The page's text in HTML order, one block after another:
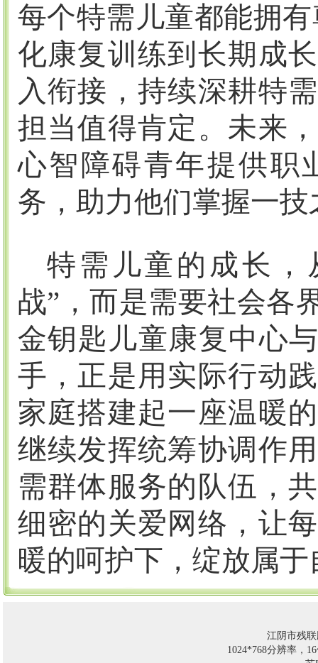
每个特需儿童都能拥
化康复训练到长期成
入衔接，持续深耕特
担当值得肯定。未来
心智障碍青年提供职
务，助力他们掌握一
特需儿童的成长
战”，而是需要社会各
金钥匙儿童康复中心
手，正是用实际行动
家庭搭建起一座温暖
继续发挥统筹协调作
需群体服务的队伍，
细密的关爱网络，让
暖的呵护下，绽放属
江阴市残
1024*768分辨率，